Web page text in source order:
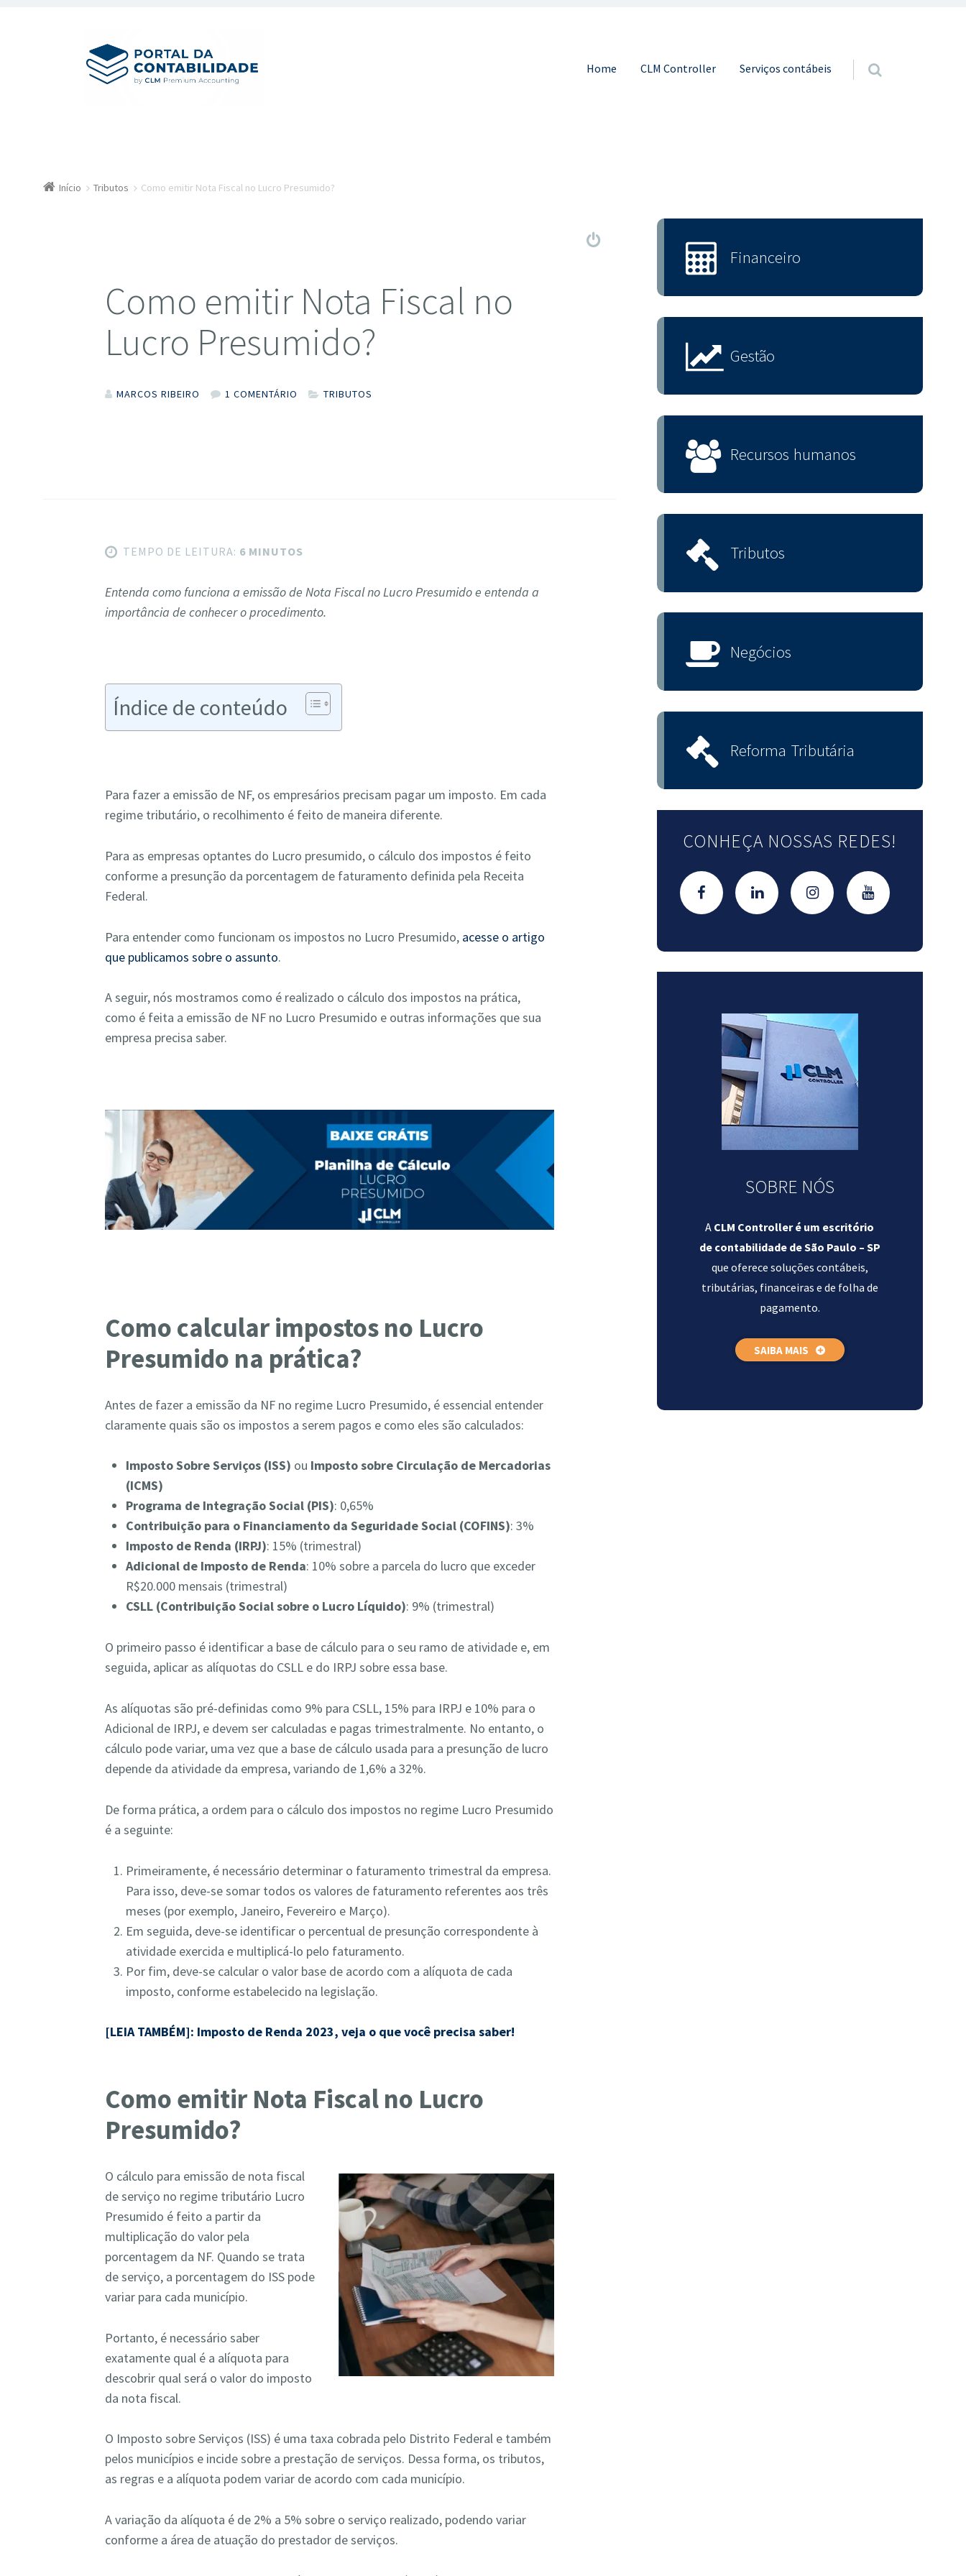
Pular para o conteúdo
Home CLM Controller Serviços contábeis
Início Tributos Como emitir Nota Fiscal no Lucro Presumido?
Como emitir Nota Fiscal no
Lucro Presumido?
MARCOS RIBEIRO 1 COMENTÁRIO TRIBUTOS
TEMPO DE LEITURA: 6 MINUTOS
Entenda como funciona a emissão de Nota Fiscal no Lucro Presumido e entenda a
importância de conhecer o procedimento.
Índice de conteúdo
Para fazer a emissão de NF, os empresários precisam pagar um imposto. Em cada
regime tributário, o recolhimento é feito de maneira diferente.
Para as empresas optantes do Lucro presumido, o cálculo dos impostos é feito
conforme a presunção da porcentagem de faturamento definida pela Receita
Federal.
Para entender como funcionam os impostos no Lucro Presumido, acesse o artigo
que publicamos sobre o assunto.
A seguir, nós mostramos como é realizado o cálculo dos impostos na prática,
como é feita a emissão de NF no Lucro Presumido e outras informações que sua
empresa precisa saber.
Como calcular impostos no Lucro
Presumido na prática?
Antes de fazer a emissão da NF no regime Lucro Presumido, é essencial entender
claramente quais são os impostos a serem pagos e como eles são calculados:
Imposto Sobre Serviços (ISS) ou Imposto sobre Circulação de Mercadorias
(ICMS)
Programa de Integração Social (PIS): 0,65%
Contribuição para o Financiamento da Seguridade Social (COFINS): 3%
Imposto de Renda (IRPJ): 15% (trimestral)
Adicional de Imposto de Renda: 10% sobre a parcela do lucro que exceder
R$20.000 mensais (trimestral)
CSLL (Contribuição Social sobre o Lucro Líquido): 9% (trimestral)
O primeiro passo é identificar a base de cálculo para o seu ramo de atividade e, em
seguida, aplicar as alíquotas do CSLL e do IRPJ sobre essa base.
As alíquotas são pré-definidas como 9% para CSLL, 15% para IRPJ e 10% para o
Adicional de IRPJ, e devem ser calculadas e pagas trimestralmente. No entanto, o
cálculo pode variar, uma vez que a base de cálculo usada para a presunção de lucro
depende da atividade da empresa, variando de 1,6% a 32%.
De forma prática, a ordem para o cálculo dos impostos no regime Lucro Presumido
é a seguinte:
Primeiramente, é necessário determinar o faturamento trimestral da empresa.
Para isso, deve-se somar todos os valores de faturamento referentes aos três
meses (por exemplo, Janeiro, Fevereiro e Março).
Em seguida, deve-se identificar o percentual de presunção correspondente à
atividade exercida e multiplicá-lo pelo faturamento.
Por fim, deve-se calcular o valor base de acordo com a alíquota de cada
imposto, conforme estabelecido na legislação.
[LEIA TAMBÉM]: Imposto de Renda 2023, veja o que você precisa saber!
Como emitir Nota Fiscal no Lucro
Presumido?
O cálculo para emissão de nota fiscal
de serviço no regime tributário Lucro
Presumido é feito a partir da
multiplicação do valor pela
porcentagem da NF. Quando se trata
de serviço, a porcentagem do ISS pode
variar para cada município.
Portanto, é necessário saber
exatamente qual é a alíquota para
descobrir qual será o valor do imposto
da nota fiscal.
O Imposto sobre Serviços (ISS) é uma taxa cobrada pelo Distrito Federal e também
pelos municípios e incide sobre a prestação de serviços. Dessa forma, os tributos,
as regras e a alíquota podem variar de acordo com cada município.
A variação da alíquota é de 2% a 5% sobre o serviço realizado, podendo variar
conforme a área de atuação do prestador de serviços.
Financeiro
Gestão
Recursos humanos
Tributos
Negócios
Reforma Tributária
CONHEÇA NOSSAS REDES!
SOBRE NÓS
A CLM Controller é um escritório
de contabilidade de São Paulo – SP
que oferece soluções contábeis,
tributárias, financeiras e de folha de
pagamento.
SAIBA MAIS